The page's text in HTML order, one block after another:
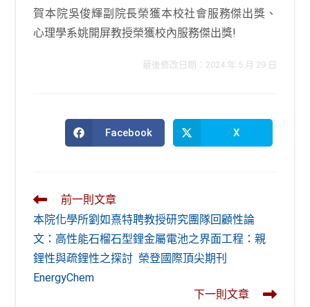
賀本院吳俊輝副院長榮獲本校社會服務傑出獎、
心理學系姚開屏教授榮獲校內服務傑出獎!
最後修改日期：2024 年 5 月 29 日
Opens
in
Facebook
Opens
in
X
Read
more
articles
前一則文章
本院化學所劉如熹特聘教授研究團隊回顧性論
文：高性能石榴石型鋰金屬電池之界面工程：親
鋰性與疏鋰性之探討 榮登國際頂尖期刊
EnergyChem
下一則文章